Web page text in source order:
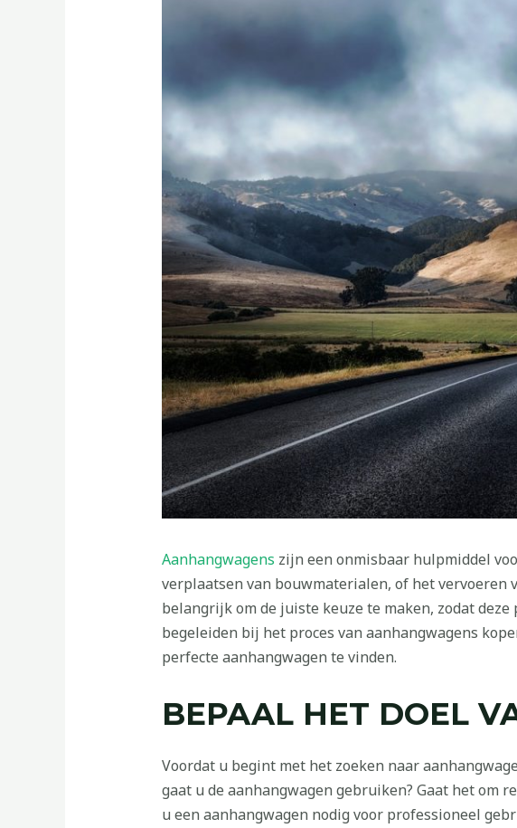
Aanhangwagens zijn een onmisbaar hulpmiddel
verplaatsen van bouwmaterialen, of het vervoeren
belangrijk om de juiste keuze te maken, zodat
begeleiden bij het proces van aanhangwagens
perfecte aanhangwagen te vinden.
BEPAAL HET DOEL
Voordat u begint met het zoeken naar
gaat u de aanhangwagen gebruiken? Gaat het om
u een aanhangwagen nodig voor professioneel